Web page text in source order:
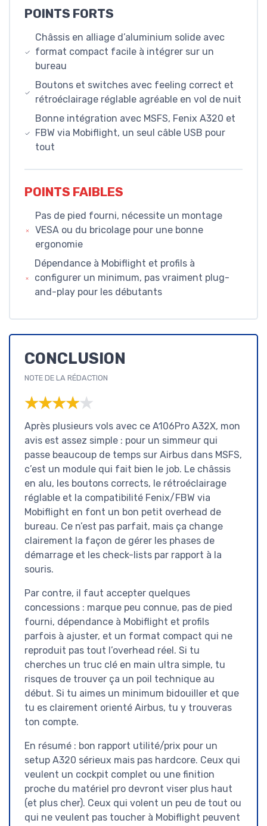
POINTS FORTS
Châssis en alliage d’aluminium solide avec
format compact facile à intégrer sur un
bureau
Boutons et switches avec feeling correct et
rétroéclairage réglable agréable en vol de nuit
Bonne intégration avec MSFS, Fenix A320 et
FBW via Mobiflight, un seul câble USB pour
tout
POINTS FAIBLES
Pas de pied fourni, nécessite un montage
VESA ou du bricolage pour une bonne
ergonomie
Dépendance à Mobiflight et profils à
configurer un minimum, pas vraiment plug-
and-play pour les débutants
CONCLUSION
NOTE DE LA RÉDACTION
★★★★★
★★★★★
Après plusieurs vols avec ce A106Pro A32X, mon
avis est assez simple : pour un simmeur qui
passe beaucoup de temps sur Airbus dans MSFS,
c’est un module qui fait bien le job. Le châssis
en alu, les boutons corrects, le rétroéclairage
réglable et la compatibilité Fenix/FBW via
Mobiflight en font un bon petit overhead de
bureau. Ce n’est pas parfait, mais ça change
clairement la façon de gérer les phases de
démarrage et les check-lists par rapport à la
souris.
Par contre, il faut accepter quelques
concessions : marque peu connue, pas de pied
fourni, dépendance à Mobiflight et profils
parfois à ajuster, et un format compact qui ne
reproduit pas tout l’overhead réel. Si tu
cherches un truc clé en main ultra simple, tu
risques de trouver ça un poil technique au
début. Si tu aimes un minimum bidouiller et que
tu es clairement orienté Airbus, tu y trouveras
ton compte.
En résumé : bon rapport utilité/prix pour un
setup A320 sérieux mais pas hardcore. Ceux qui
veulent un cockpit complet ou une finition
proche du matériel pro devront viser plus haut
(et plus cher). Ceux qui volent un peu de tout ou
qui ne veulent pas toucher à Mobiflight peuvent